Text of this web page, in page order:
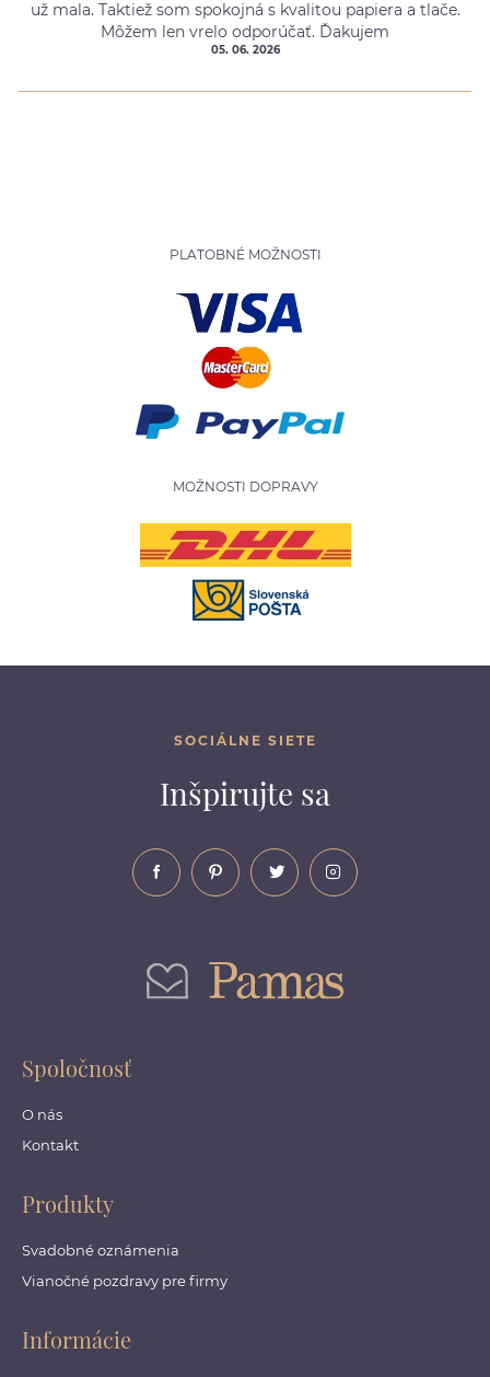
už mala. Taktiež som spokojná s kvalitou papiera a tlače.
Môžem len vrelo odporúčať. Ďakujem
05. 06. 2026
PLATOBNÉ MOŽNOSTI
MOŽNOSTI DOPRAVY
SOCIÁLNE SIETE
Inšpirujte sa
Spoločnosť
O nás
Kontakt
Produkty
Svadobné oznámenia
Vianočné pozdravy pre firmy
Informácie